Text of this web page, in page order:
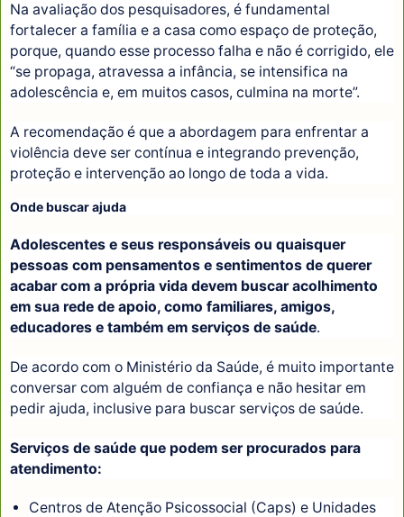
Na avaliação dos pesquisadores, é fundamental
fortalecer a família e a casa como espaço de proteção,
porque, quando esse processo falha e não é corrigido, ele
“se propaga, atravessa a infância, se intensifica na
adolescência e, em muitos casos, culmina na morte”.
A recomendação é que a abordagem para enfrentar a
violência deve ser contínua e integrando prevenção,
proteção e intervenção ao longo de toda a vida.
Onde buscar ajuda
Adolescentes e seus responsáveis ou quaisquer
pessoas com pensamentos e sentimentos de querer
acabar com a própria vida devem buscar acolhimento
em sua rede de apoio, como familiares, amigos,
educadores e também em serviços de saúde.
De acordo com o Ministério da Saúde, é muito importante
conversar com alguém de confiança e não hesitar em
pedir ajuda, inclusive para buscar serviços de saúde.
Serviços de saúde que podem ser procurados para
atendimento:
Centros de Atenção Psicossocial (Caps) e Unidades